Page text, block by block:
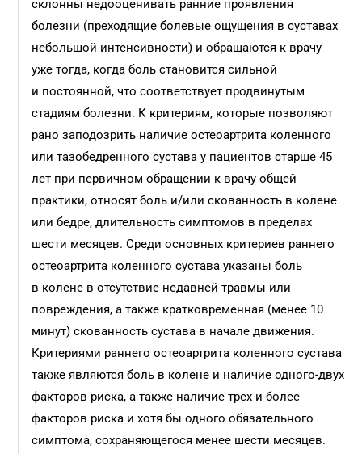
склонны недооценивать ранние проявления
болезни (преходящие болевые ощущения в суставах
небольшой интенсивности) и обращаются к врачу
уже тогда, когда боль становится сильной
и постоянной, что соответствует продвинутым
стадиям болезни. К критериям, которые позволяют
рано заподозрить наличие остеоартрита коленного
или тазобедренного сустава у пациентов старше 45
лет при первичном обращении к врачу общей
практики, относят боль и/или скованность в колене
или бедре, длительность симптомов в пределах
шести месяцев. Среди основных критериев раннего
остеоартрита коленного сустава указаны боль
в колене в отсутствие недавней травмы или
повреждения, а также кратковременная (менее 10
минут) скованность сустава в начале движения.
Критериями раннего остеоартрита коленного сустава
также являются боль в колене и наличие одного-двух
факторов риска, а также наличие трех и более
факторов риска и хотя бы одного обязательного
симптома, сохраняющегося менее шести месяцев.